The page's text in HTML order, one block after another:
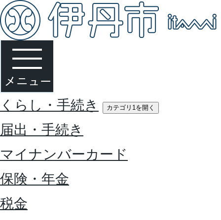
くらし・手続き カテゴリ1を開く
届出・手続き
マイナンバーカード
保険・年金
税金